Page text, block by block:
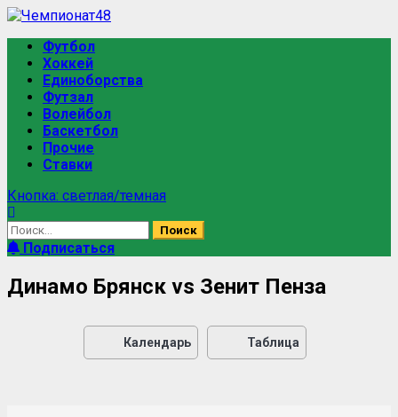
Футбол
Хоккей
Единоборства
Футзал
Волейбол
Баскетбол
Прочие
Ставки
Кнопка: светлая/темная
Подписаться
Динамо Брянск vs Зенит Пенза
Календарь Таблица